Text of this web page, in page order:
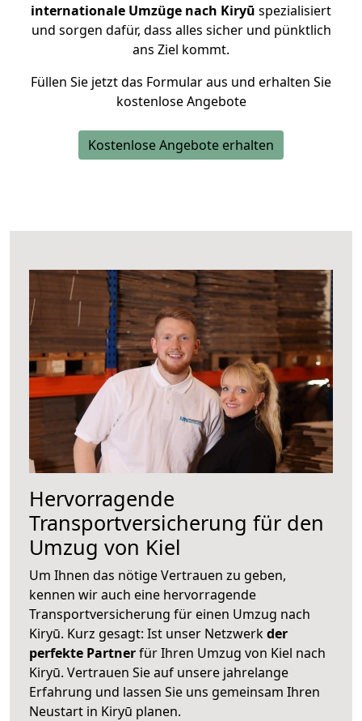
internationale Umzüge nach Kiryū spezialisiert
und sorgen dafür, dass alles sicher und pünktlich
ans Ziel kommt.
Füllen Sie jetzt das Formular aus und erhalten Sie
kostenlose Angebote
Kostenlose Angebote erhalten
Hervorragende
Transportversicherung für den
Umzug von Kiel
Um Ihnen das nötige Vertrauen zu geben,
kennen wir auch eine hervorragende
Transportversicherung für einen Umzug nach
Kiryū. Kurz gesagt: Ist unser Netzwerkder
perfekte Partnerfür Ihren Umzug von Kiel nach
Kiryū. Vertrauen Sie auf unsere jahrelange
Erfahrung und lassen Sie uns gemeinsam Ihren
Neustart in Kiryū planen.